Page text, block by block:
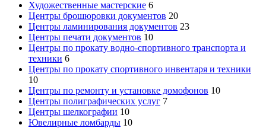
Художественные мастерские 6
Центры брошюровки документов 20
Центры ламинирования документов 23
Центры печати документов 10
Центры по прокату водно-спортивного транспорта и
техники 6
Центры по прокату спортивного инвентаря и техники
10
Центры по ремонту и установке домофонов 10
Центры полиграфических услуг 7
Центры шелкографии 10
Ювелирные ломбарды 10